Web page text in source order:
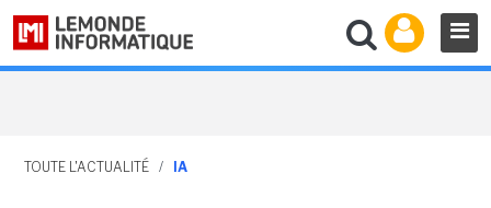
TOUTE L'ACTUALITÉ / IA